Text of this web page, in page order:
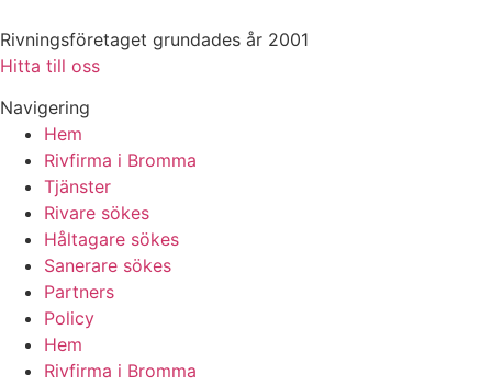
Rivningsföretaget grundades år 2001
Hitta till oss
Navigering
Hem
Rivfirma i Bromma
Tjänster
Rivare sökes
Håltagare sökes
Sanerare sökes
Partners
Policy
Hem
Rivfirma i Bromma